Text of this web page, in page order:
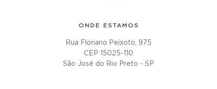
ONDE ESTAMOS
Rua Floriano Peixoto, 975
CEP 15025-110
São José do Rio Preto - SP